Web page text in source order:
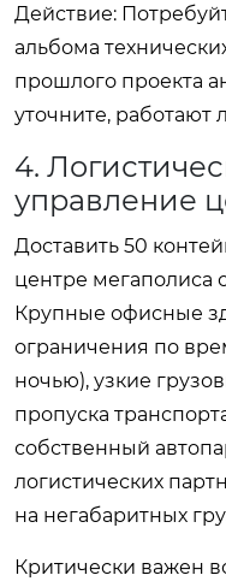
Действие:
альбома
прошлого проекта
уточните, работают
4.
управление
Доставить 50
центре мегаполиса
Крупные офисные
ограничения по
ночью), узкие
пропуска
собственный
логистических
на негабаритных
Критически важен